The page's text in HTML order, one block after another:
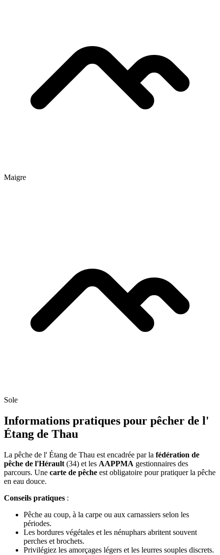
Maigre
Sole
Informations pratiques pour pêcher de l'
Étang de Thau
La pêche de l' Étang de Thau est encadrée par la fédération de
pêche de l'Hérault (34) et les AAPPMA gestionnaires des
parcours. Une carte de pêche est obligatoire pour pratiquer la pêche
en eau douce.
Conseils pratiques :
Pêche au coup, à la carpe ou aux carnassiers selon les
périodes.
Les bordures végétales et les nénuphars abritent souvent
perches et brochets.
Privilégiez les amorçages légers et les leurres souples discrets.